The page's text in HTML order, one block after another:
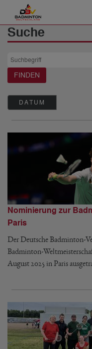
Suche
DATUM
Nominierung zur
Paris
Der Deutsche Badminton-
Badminton-
August 2025 in Paris